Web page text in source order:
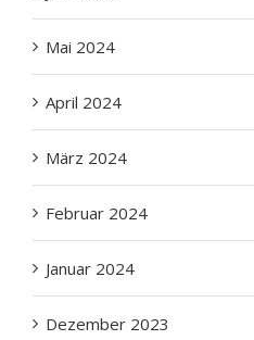
Mai 2024
April 2024
März 2024
Februar 2024
Januar 2024
Dezember 2023